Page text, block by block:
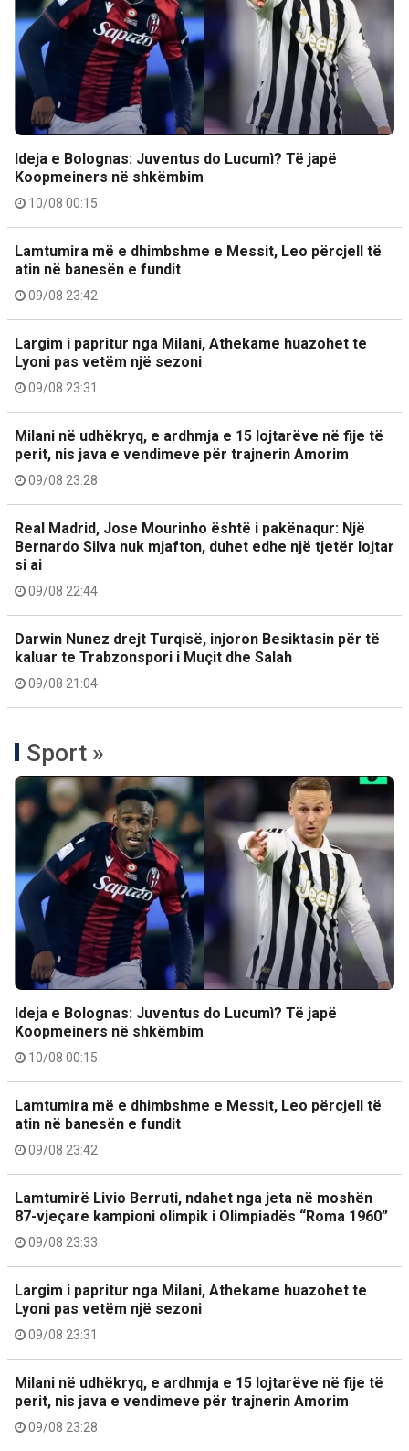
Ideja e Bolognas: Juventus do Lucumì? Të japë
Koopmeiners në shkëmbim
10/08 00:15
Lamtumira më e dhimbshme e Messit, Leo përcjell të
atin në banesën e fundit
09/08 23:42
Largim i papritur nga Milani, Athekame huazohet te
Lyoni pas vetëm një sezoni
09/08 23:31
Milani në udhëkryq, e ardhmja e 15 lojtarëve në fije të
perit, nis java e vendimeve për trajnerin Amorim
09/08 23:28
Real Madrid, Jose Mourinho është i pakënaqur: Një
Bernardo Silva nuk mjafton, duhet edhe një tjetër lojtar
si ai
09/08 22:44
Darwin Nunez drejt Turqisë, injoron Besiktasin për të
kaluar te Trabzonspori i Muçit dhe Salah
09/08 21:04
Sport »
Ideja e Bolognas: Juventus do Lucumì? Të japë
Koopmeiners në shkëmbim
10/08 00:15
Lamtumira më e dhimbshme e Messit, Leo përcjell të
atin në banesën e fundit
09/08 23:42
Lamtumirë Livio Berruti, ndahet nga jeta në moshën
87-vjeçare kampioni olimpik i Olimpiadës “Roma 1960”
09/08 23:33
Largim i papritur nga Milani, Athekame huazohet te
Lyoni pas vetëm një sezoni
09/08 23:31
Milani në udhëkryq, e ardhmja e 15 lojtarëve në fije të
perit, nis java e vendimeve për trajnerin Amorim
09/08 23:28